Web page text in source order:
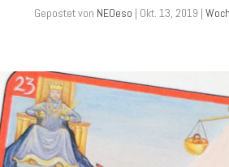
Gepostet von NEOeso | Okt. 13, 2019 |